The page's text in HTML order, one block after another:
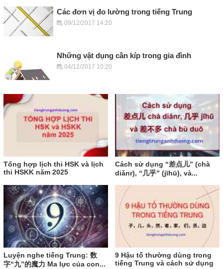
Các đơn vị đo lường trong tiếng Trung
09/12/2017 14:20
Những vật dụng cần kíp trong gia đình
04/12/2017 10:20
Tổng hợp lịch thi HSK và lịch
thi HSKK năm 2025
Cách sử dụng “差点儿” (chà
diǎnr), “几乎” (jīhū), và...
Luyện nghe tiếng Trung: 数
字“九”的魔力 Ma lực của con...
9 Hậu tố thường dùng trong
tiếng Trung và cách sử dụng